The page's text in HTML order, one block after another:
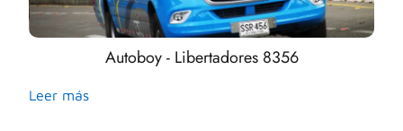
Autoboy - Libertadores 8356
Leer más